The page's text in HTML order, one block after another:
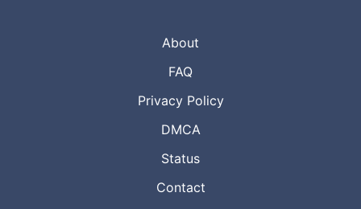
About
FAQ
Privacy Policy
DMCA
Status
Contact